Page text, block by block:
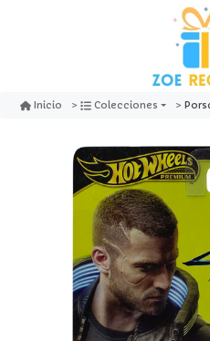
Inicio Colecciones Porsche